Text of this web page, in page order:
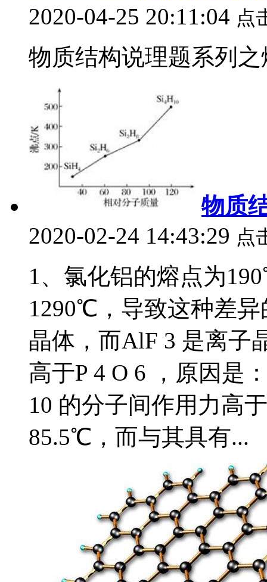
2020-04-25 20:11:04 点
物质结构说理题系列
物质
2020-02-24 14:43:29 点
1、氯化铝的熔点为
1290℃，导致这种差
晶体，而AlF 3 是离子
高于P 4 O 6 ，原因是
10 的分子间作用力高
85.5℃，而与其具有...